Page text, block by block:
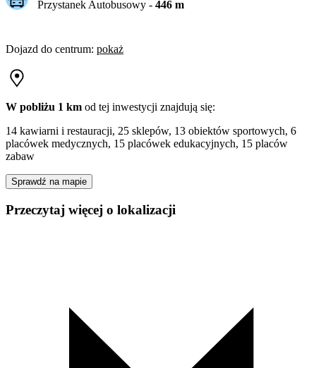
Przystanek Autobusowy - 446m
Dojazd do centrum: pokaż
W pobliżu 1 km od tej inwestycji znajdują się:
14 kawiarni i restauracji, 25 sklepów, 13 obiektów sportowych, 6
placówek medycznych, 15 placówek edukacyjnych, 15 placów
zabaw
Sprawdź na mapie
Przeczytaj więcej o lokalizacji